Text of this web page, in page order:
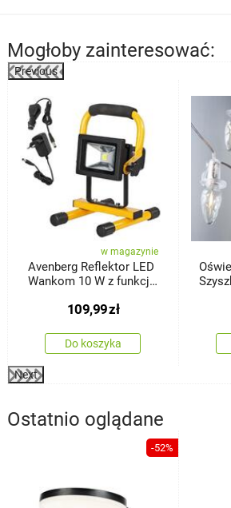
Mogłoby zainteresować:
Previous
w magazynie
Avenberg Reflektor LED
Wankom 10 W z funkcją
109,99zł
Do koszyka
Next
Ostatnio oglądane
-52%